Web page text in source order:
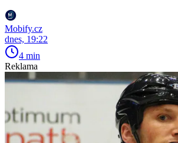
Mobify.cz
dnes, 19:22
4 min
Reklama